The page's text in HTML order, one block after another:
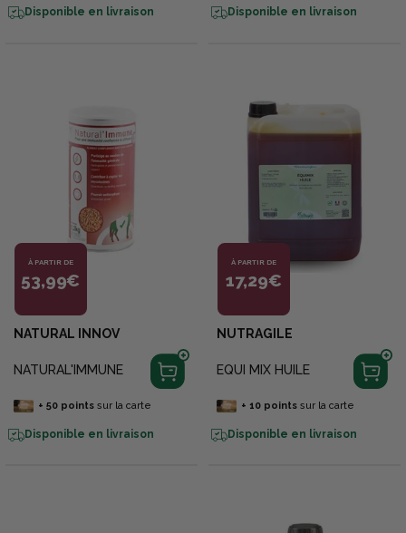
Disponible en livraison Disponible en livraison
À PARTIR DE
53,99€
NATURAL INNOV
NATURAL'IMMUNE
+ 50pointssur la carte
Disponible en livraison
À PARTIR DE
17,29€
NUTRAGILE
EQUI MIX HUILE
+ 10pointssur la carte
Disponible en livraison